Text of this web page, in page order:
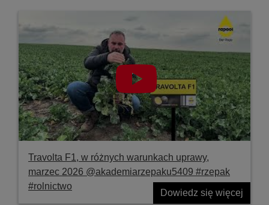
Travolta F1, w różnych warunkach uprawy,
marzec 2026 @akademiarzepaku5409 #rzepak
#rolnictwo
Dowiedz się więcej